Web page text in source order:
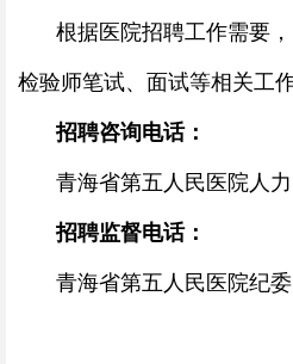
根据医院招聘工作需要
检验师笔试、面试等相关工
招聘咨询电话：
青海省第五人民医院人
招聘监督电话：
青海省第五人民医院纪